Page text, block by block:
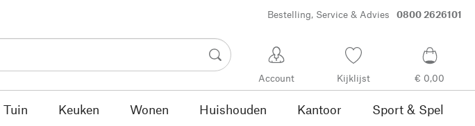
Bestelling, Service & Advies 0800 2626101
Account Kijklijst € 0,00
Tuin Keuken Wonen Huishouden Kantoor
Sport & Spel